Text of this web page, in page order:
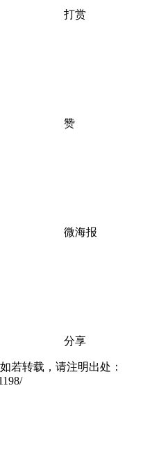
打赏
赞
微海报
分享
若转载，请注明出处：